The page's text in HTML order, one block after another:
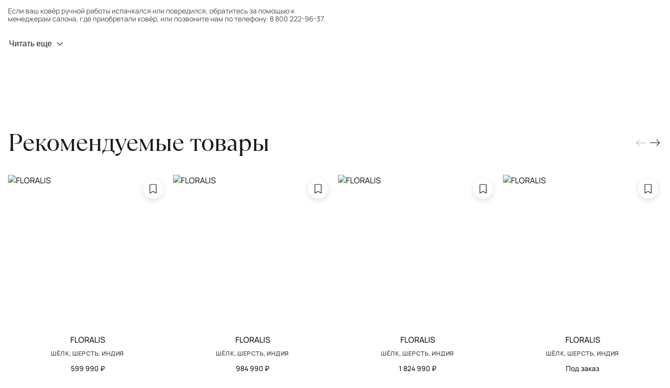
Если ваш ковёр ручной работы испачкался или повредился, обратитесь за помощью к
менеджерам салона, где приобретали ковёр, или позвоните нам по телефону: 8 800 222-96-37.
Профилактика износа
Читать еще
Рекомендуемые товары
FLORALIS
ШЁЛК, ШЕРСТЬ, ИНДИЯ
599 990 ₽
FLORALIS
ШЁЛК, ШЕРСТЬ, ИНДИЯ
984 990 ₽
FLORALIS
ШЁЛК, ШЕРСТЬ, ИНДИЯ
1 824 990 ₽
FLORALIS
ШЁЛК, ШЕРСТЬ, ИНДИЯ
Под заказ